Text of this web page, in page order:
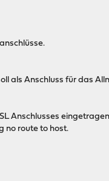
als Anschluss für das
Anschlusses
no route to host.